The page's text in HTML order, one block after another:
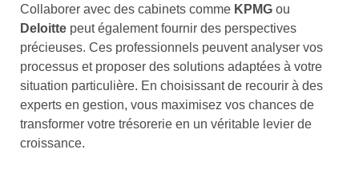
Collaborer avec des cabinets comme KPMG ou
Deloitte peut également fournir des perspectives
précieuses. Ces professionnels peuvent analyser vos
processus et proposer des solutions adaptées à votre
situation particulière. En choisissant de recourir à des
experts en gestion, vous maximisez vos chances de
transformer votre trésorerie en un véritable levier de
croissance.